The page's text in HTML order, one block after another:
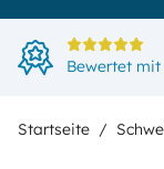
Bewertet mit
Startseite